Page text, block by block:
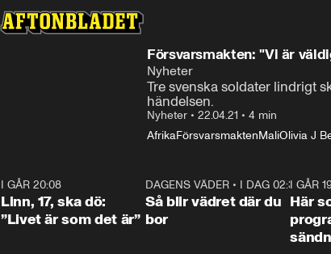
Försvarsmakten: "Vi är
Nyheter
Tre svenska soldater lindrigt
händelsen.
Nyheter • 22.04.21 • 4 min
AfrikaFörsvarsmaktenMaliOlivia J
I GÅR 20:08
Linn, 17, ska dö:
”Livet är som det är”
1:06
DAGENS VÄDER • I DAG 02:30
Så blir vädret där du
bor
I GÅR
Här